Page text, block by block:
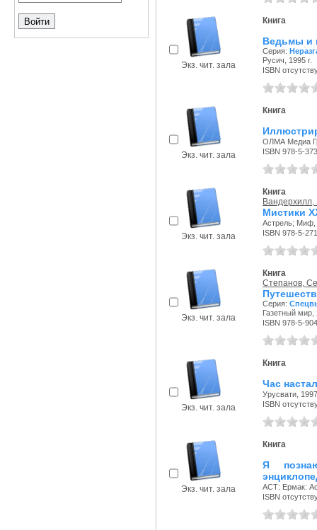
Экз. чит. зала
Книга
Ведьмы и
Серия:
Русич, 1995 г.
ISBN
Экз. чит. зала
Книга
ОЛМА Медиа
ISBN 978-5-
Экз. чит. зала
Книга
Мистики
Астрель; Миф,
ISBN 978-5-
Экз. чит. зала
Книга
Степанов,
Серия:
Газетный мир,
ISBN 978-5-
Экз. чит. зала
Книга
Час
Урусвати,
ISBN
Экз. чит. зала
Книга
Я
АСТ: Ермак:
ISBN